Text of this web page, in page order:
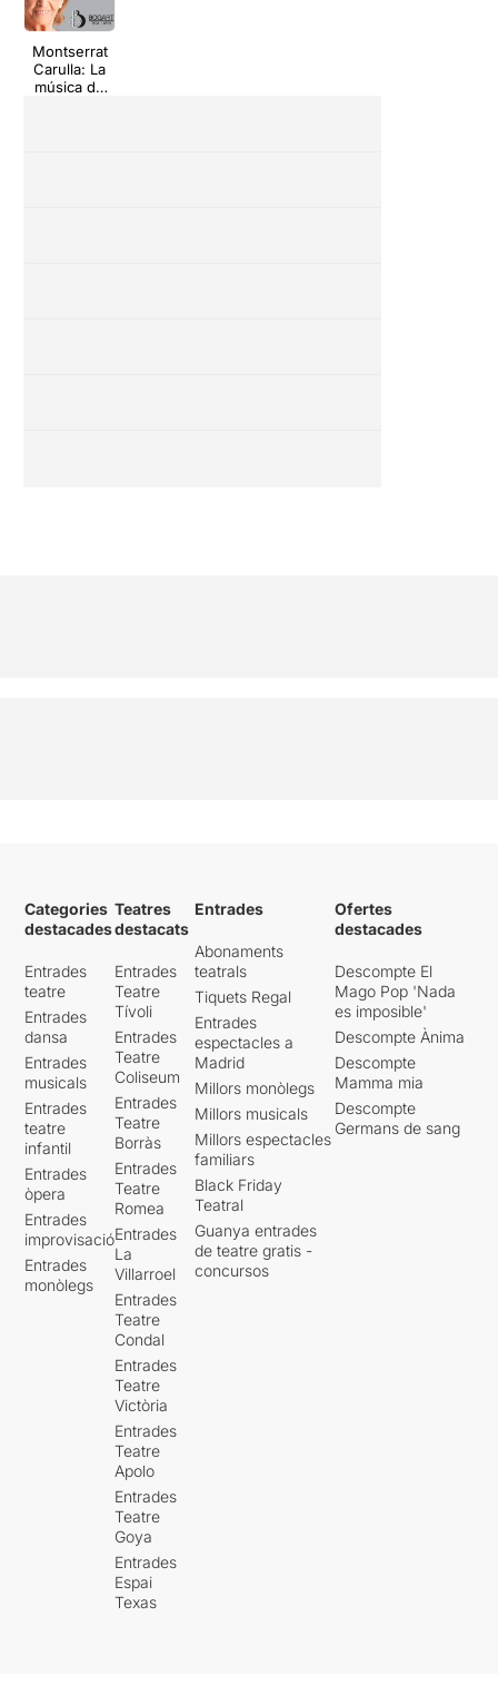
Montserrat
Carulla: La
música de
Categories
destacades
Entrades
teatre
Entrades
dansa
Entrades
musicals
Entrades
teatre
infantil
Entrades
òpera
Entrades
improvisació
Entrades
monòlegs
Teatres
destacats
Entrades
Teatre
Tívoli
Entrades
Teatre
Coliseum
Entrades
Teatre
Borràs
Entrades
Teatre
Romea
Entrades
La
Villarroel
Entrades
Teatre
Condal
Entrades
Teatre
Victòria
Entrades
Teatre
Apolo
Entrades
Teatre
Goya
Entrades
Espai
Texas
Entrades
Abonaments
teatrals
Tiquets Regal
Entrades
espectacles a
Madrid
Millors monòlegs
Millors musicals
Millors espectacles
familiars
Black Friday
Teatral
Guanya entrades
de teatre gratis -
concursos
Ofertes
destacades
Descompte El
Mago Pop 'Nada
es imposible'
Descompte Ànima
Descompte
Mamma mia
Descompte
Germans de sang